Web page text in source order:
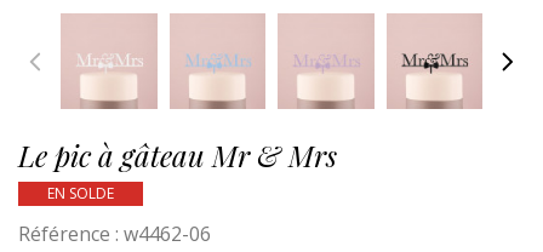
Le pic à gâteau Mr & Mrs
EN SOLDE
Référence : w4462-06